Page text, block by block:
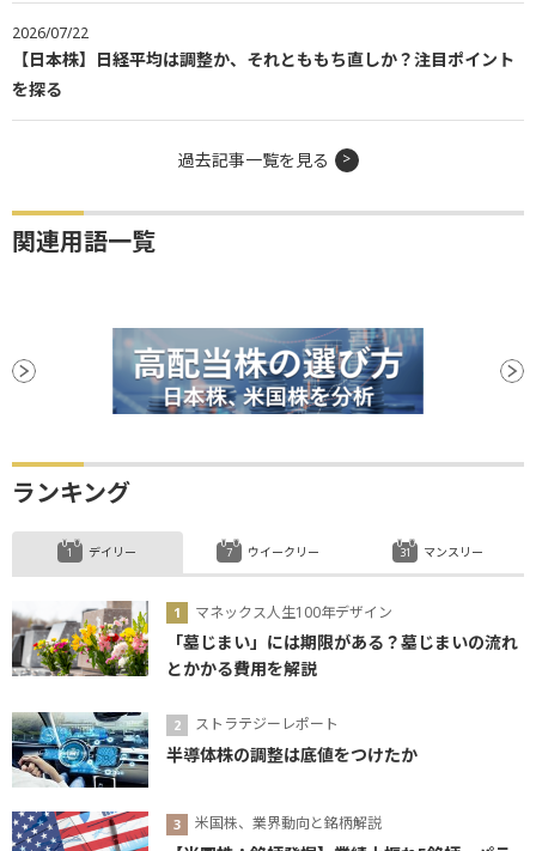
2026/07/22
【日本株】日経平均は調整か、それとももち直しか？注目ポイント
を探る
過去記事一覧を見る
関連用語一覧
ランキング
デイリー
マネックス人生100年デザイン
「墓じまい」には期限がある？墓じまいの流れ
とかかる費用を解説
ストラテジーレポート
半導体株の調整は底値をつけたか
米国株、業界動向と銘柄解説
ウイークリー マンスリー